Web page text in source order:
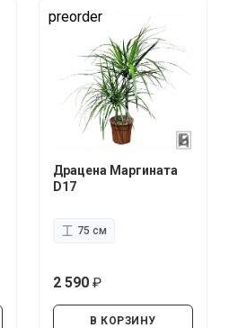
preorder
Драцена Маргината
D17
75 см
2 590
В КОРЗИНУ